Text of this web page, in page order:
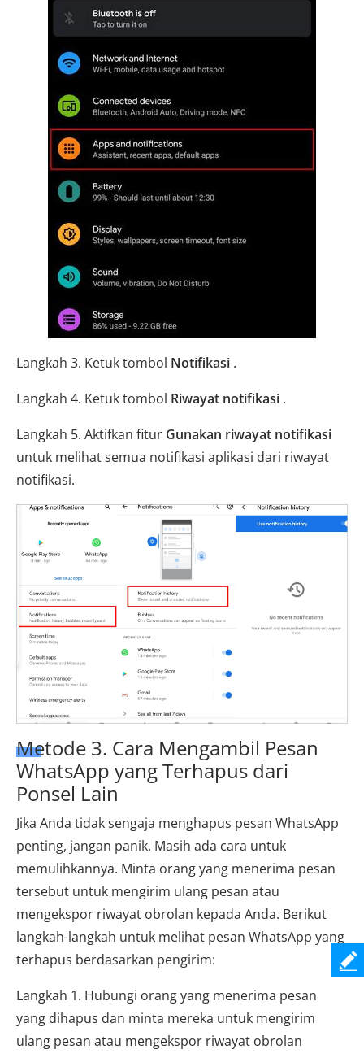
Langkah 3. Ketuk tombol Notifikasi .
Langkah 4. Ketuk tombol Riwayat notifikasi .
Langkah 5. Aktifkan fitur Gunakan riwayat notifikasi
untuk melihat semua notifikasi aplikasi dari riwayat
notifikasi.
Metode 3. Cara Mengambil Pesan
WhatsApp yang Terhapus dari
Ponsel Lain
Jika Anda tidak sengaja menghapus pesan WhatsApp
penting, jangan panik. Masih ada cara untuk
memulihkannya. Minta orang yang menerima pesan
tersebut untuk mengirim ulang pesan atau
mengekspor riwayat obrolan kepada Anda. Berikut
langkah-langkah untuk melihat pesan WhatsApp yang
terhapus berdasarkan pengirim:
Langkah 1. Hubungi orang yang menerima pesan
yang dihapus dan minta mereka untuk mengirim
ulang pesan atau mengekspor riwayat obrolan